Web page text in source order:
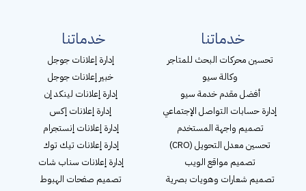
خدماتنا
تحسين محركات البحث للمتاجر
وكالة سيو
أفضل مقدم خدمة سيو
إدارة حسابات التواصل الإجتماعي
تصميم واجهة المستخدم
تحسين معدل التحويل (CRO)
تصميم مواقع الويب
تصميم شعارات وهويات بصرية
خدماتنا
إدارة إعلانات جوجل
خبير إعلانات جوجل
إدارة إعلانات لينكد إن
إدارة إعلانات إكس
إدارة إعلانات إنستجرام
إدارة إعلانات تيك توك
إدارة إعلانات سناب شات
تصميم صفحات الهبوط